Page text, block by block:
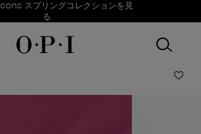
スプリングコレクションを見
る
ほ